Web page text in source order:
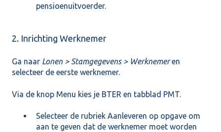
pensioenuitvoerder.
2. Inrichting Werknemer
Ga naar Lonen > Stamgegevens > Werknemeren
selecteer de eerste werknemer.
Via de knop Menu kies je BTER en tabblad PMT.
Selecteer de rubriek Aanleveren op opgave om
aan te geven dat de werknemer moet worden